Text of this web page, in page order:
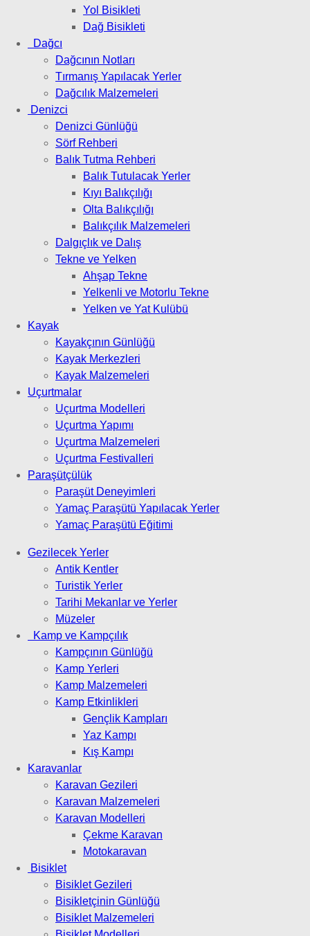
Yol Bisikleti
Dağ Bisikleti
Dağcı
Dağcının Notları
Tırmanış Yapılacak Yerler
Dağcılık Malzemeleri
Denizci
Denizci Günlüğü
Sörf Rehberi
Balık Tutma Rehberi
Balık Tutulacak Yerler
Kıyı Balıkçılığı
Olta Balıkçılığı
Balıkçılık Malzemeleri
Dalgıçlık ve Dalış
Tekne ve Yelken
Ahşap Tekne
Yelkenli ve Motorlu Tekne
Yelken ve Yat Kulübü
Kayak
Kayakçının Günlüğü
Kayak Merkezleri
Kayak Malzemeleri
Uçurtmalar
Uçurtma Modelleri
Uçurtma Yapımı
Uçurtma Malzemeleri
Uçurtma Festivalleri
Paraşütçülük
Paraşüt Deneyimleri
Yamaç Paraşütü Yapılacak Yerler
Yamaç Paraşütü Eğitimi
Gezilecek Yerler
Antik Kentler
Turistik Yerler
Tarihi Mekanlar ve Yerler
Müzeler
Kamp ve Kampçılık
Kampçının Günlüğü
Kamp Yerleri
Kamp Malzemeleri
Kamp Etkinlikleri
Gençlik Kampları
Yaz Kampı
Kış Kampı
Karavanlar
Karavan Gezileri
Karavan Malzemeleri
Karavan Modelleri
Çekme Karavan
Motokaravan
Bisiklet
Bisiklet Gezileri
Bisikletçinin Günlüğü
Bisiklet Malzemeleri